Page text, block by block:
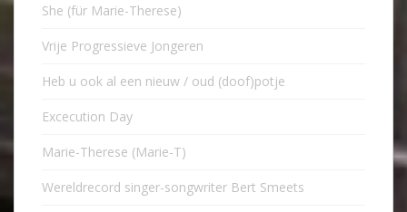
She (für Marie-Therese)
Vrije Progressieve Jongeren
Heb u ook al een nieuw / oud (doof)potje
Excecution Day
Marie-Therese (Marie-T)
Wereldrecord singer-songwriter Bert Smeets